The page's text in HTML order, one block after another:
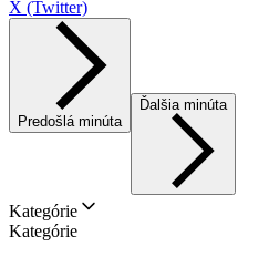
X (Twitter)
Predošlá minúta
Ďalšia minúta
Kategórie
Kategórie